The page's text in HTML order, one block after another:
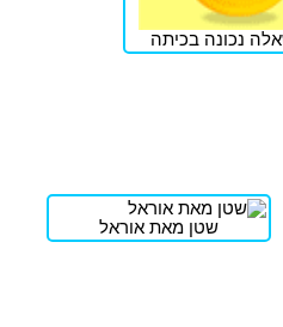
נכונה בכיתה
שטן מאת אוראל